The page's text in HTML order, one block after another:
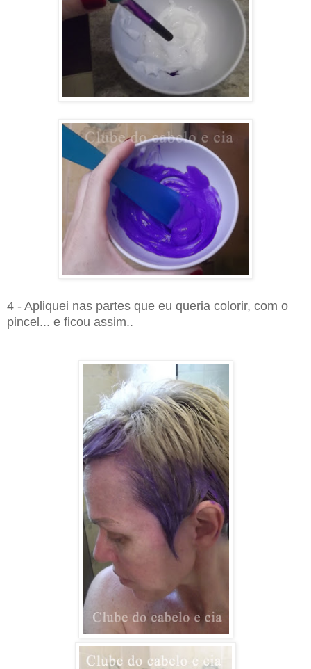
4 - Apliquei nas partes que eu queria colorir, com o
pincel... e ficou assim..